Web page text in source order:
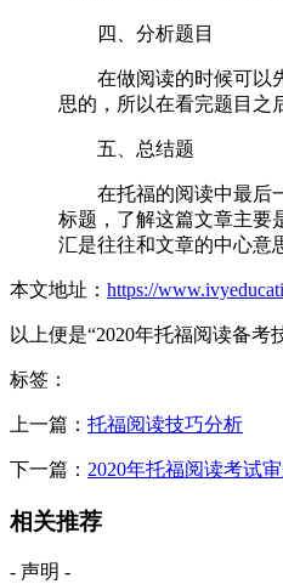
四、分析题目
在做阅读的时候可以先
思的，所以在看完题目之
五、总结题
在托福的阅读中最后一
标题，了解这篇文章主要
汇是往往和文章的中心意
本文地址： https://
以上便是“2020年托福阅读备考
标签：
上一篇： 托福阅读技巧分析
下一篇： 2020年托福阅读考试
相关推荐
- 声明 -